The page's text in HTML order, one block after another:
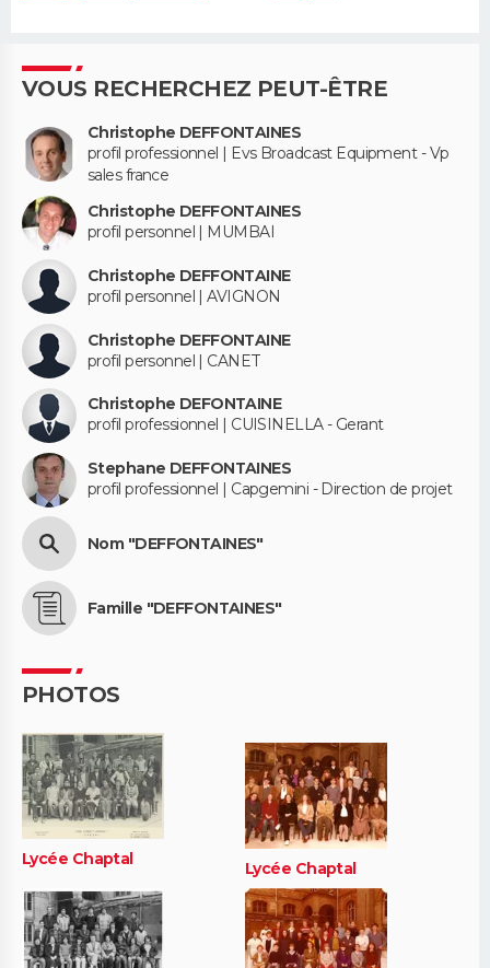
VOUS RECHERCHEZ PEUT-ÊTRE
Christophe DEFFONTAINES
profil professionnel | Evs Broadcast Equipment - Vp
sales france
Christophe DEFFONTAINES
profil personnel | MUMBAI
Christophe DEFFONTAINE
profil personnel | AVIGNON
Christophe DEFFONTAINE
profil personnel | CANET
Christophe DEFONTAINE
profil professionnel | CUISINELLA - Gerant
Stephane DEFFONTAINES
profil professionnel | Capgemini - Direction de projet
Nom "DEFFONTAINES"
Famille "DEFFONTAINES"
PHOTOS
Lycée Chaptal Lycée Chaptal